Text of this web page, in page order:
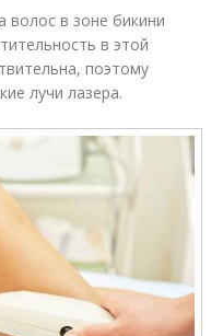
волос в зоне бикини
в этой
поэтому
лучи лазера.